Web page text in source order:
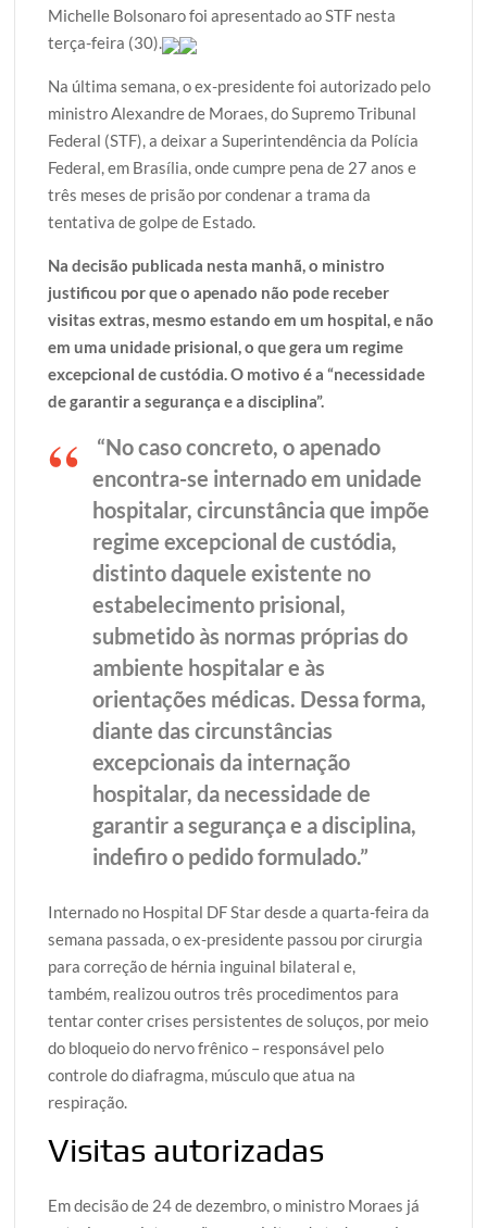
Michelle Bolsonaro foi apresentado ao STF nesta
terça-feira (30).
Na última semana, o ex-presidente foi autorizado pelo
ministro Alexandre de Moraes, do Supremo Tribunal
Federal (STF), a deixar a Superintendência da Polícia
Federal, em Brasília, onde cumpre pena de 27 anos e
três meses de prisão por condenar a trama da
tentativa de golpe de Estado.
Na decisão publicada nesta manhã, o ministro
justificou por que o apenado não pode receber
visitas extras, mesmo estando em um hospital, e não
em uma unidade prisional, o que gera um regime
excepcional de custódia. O motivo é a “necessidade
de garantir a segurança e a disciplina”.
“No caso concreto, o apenado
encontra-se internado em unidade
hospitalar, circunstância que impõe
regime excepcional de custódia,
distinto daquele existente no
estabelecimento prisional,
submetido às normas próprias do
ambiente hospitalar e às
orientações médicas. Dessa forma,
diante das circunstâncias
excepcionais da internação
hospitalar, da necessidade de
garantir a segurança e a disciplina,
indefiro o pedido formulado.”
Internado no Hospital DF Star desde a quarta-feira da
semana passada, o ex-presidente passou por cirurgia
para correção de hérnia inguinal bilateral e,
também, realizou outros três procedimentos para
tentar conter crises persistentes de soluços, por meio
do bloqueio do nervo frênico – responsável pelo
controle do diafragma, músculo que atua na
respiração.
Visitas autorizadas
Em decisão de 24 de dezembro, o ministro Moraes já